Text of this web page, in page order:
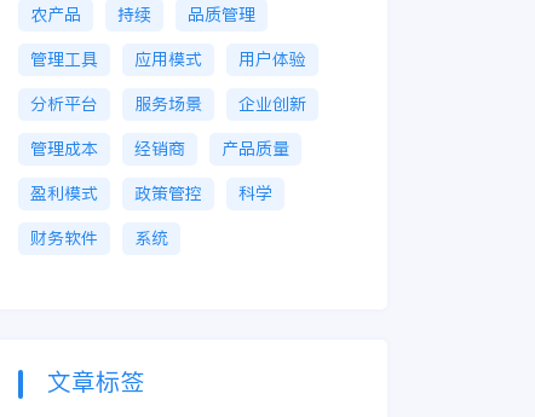
农产品
持续
品质管理
管理工具
应用模式
用户体验
分析平台
服务场景
企业创新
管理成本
经销商
产品质量
盈利模式
政策管控
科学
财务软件
系统
文章标签